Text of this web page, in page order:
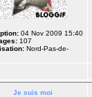
04 Nov 2009 15:40
107
Nord-Pas-de-
Je suis moi